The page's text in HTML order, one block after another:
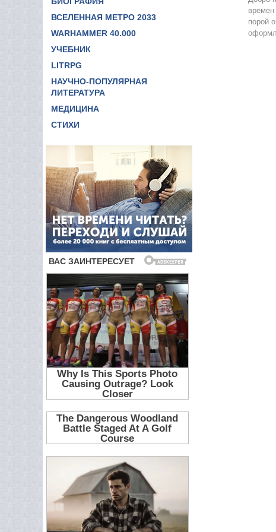
ВСЕЛЕННАЯ МЕТРО 2033
WARHAMMER 40.000
УЧЕБНИК
LITRPG
НАУЧНО-ПОПУЛЯРНАЯ
ЛИТЕРАТУРА
МЕДИЦИНА
СТИХИ
порой